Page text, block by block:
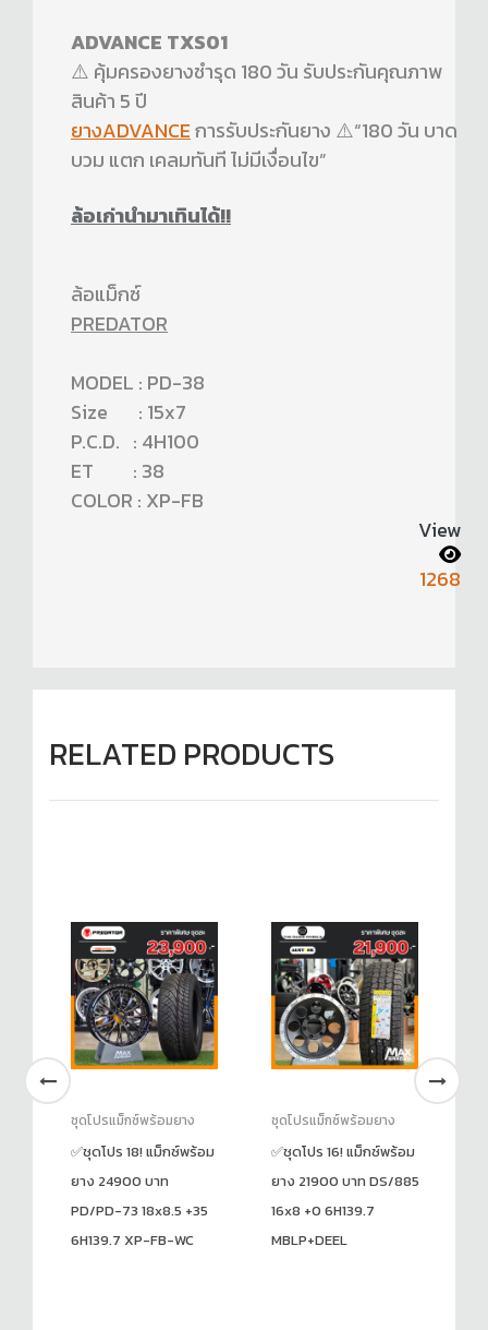
ADVANCE TXS01
⚠️ คุ้มครองยางชำรุด 180 วัน รับประกันคุณภาพ
สินค้า 5 ปี
ยางADVANCEการรับประกันยาง ⚠️“180 วัน บาด
บวม แตก เคลมทันที ไม่มีเงื่อนไข”
ล้อเก่านำมาเทินได้!!
ล้อแม็กซ์
PREDATOR
MODEL : PD-38
Size : 15x7
P.C.D. : 4H100
ET : 38
COLOR : XP-FB
View
1268
RELATED PRODUCTS
ชุดโปรแม็กซ์พร้อมยาง
✅ชุดโปร 18! แม็กซ์พร้อม
ยาง 24900 บาท
PD/PD-73 18x8.5 +35
6H139.7 XP-FB-WC
ชุดโปรแม็กซ์พร้อมยาง
✅ชุดโปร 16! แม็กซ์พร้อม
ยาง 21900 บาท DS/885
16x8 +0 6H139.7
MBLP+DEEL